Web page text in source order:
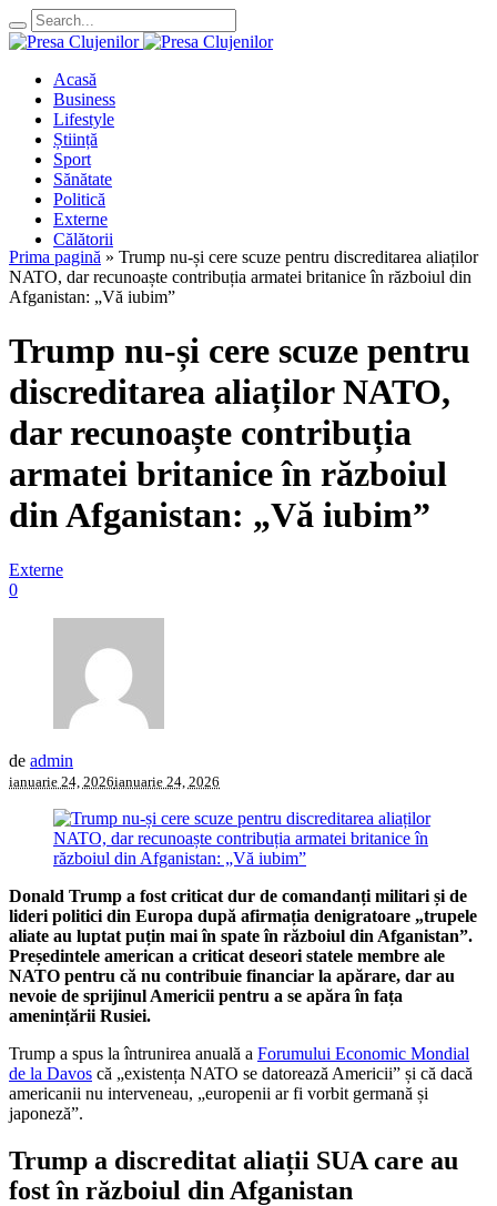
Acasă
Business
Lifestyle
Știință
Sport
Sănătate
Politică
Externe
Călătorii
Prima pagină » Trump nu-și cere scuze pentru discreditarea aliaților
NATO, dar recunoaște contribuția armatei britanice în războiul din
Afganistan: „Vă iubim”
Trump nu-și cere scuze pentru
discreditarea aliaților NATO,
dar recunoaște contribuția
armatei britanice în războiul
din Afganistan: „Vă iubim”
Externe
0
de admin
ianuarie 24, 2026ianuarie 24, 2026
Donald Trump a fost criticat dur de comandanți militari și de
lideri politici din Europa după afirmația denigratoare „trupele
aliate au luptat puțin mai în spate în războiul din Afganistan”.
Președintele american a criticat deseori statele membre ale
NATO pentru că nu contribuie financiar la apărare, dar au
nevoie de sprijinul Americii pentru a se apăra în fața
amenințării Rusiei.
Trump a spus la întrunirea anuală a Forumului Economic Mondial
de la Davos că „existența NATO se datorează Americii” și că dacă
americanii nu interveneau, „europenii ar fi vorbit germană și
japoneză”.
Trump a discreditat aliații SUA care au
fost în războiul din Afganistan